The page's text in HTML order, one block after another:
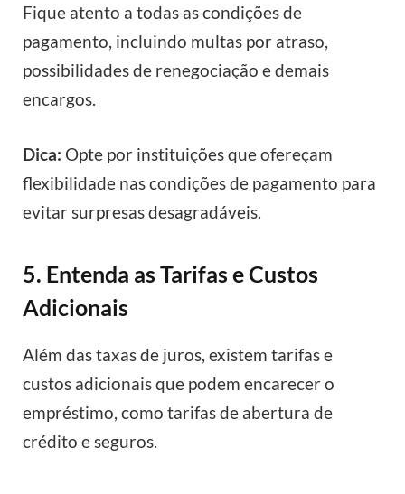
Fique atento a todas as condições de
pagamento, incluindo multas por atraso,
possibilidades de renegociação e demais
encargos.
Dica: Opte por instituições que ofereçam
flexibilidade nas condições de pagamento para
evitar surpresas desagradáveis.
5. Entenda as Tarifas e Custos
Adicionais
Além das taxas de juros, existem tarifas e
custos adicionais que podem encarecer o
empréstimo, como tarifas de abertura de
crédito e seguros.